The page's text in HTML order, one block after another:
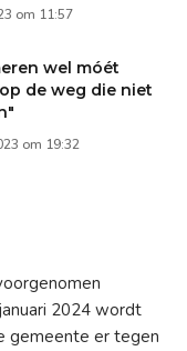
om 11:57
wel móét
de weg die niet
om 19:32
2024 wordt
gemeente er tegen